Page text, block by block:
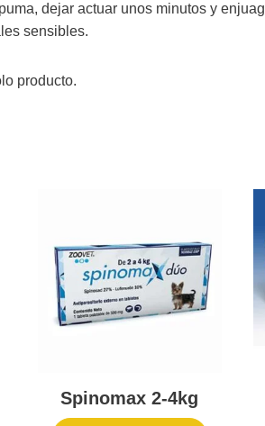
dejar actuar unos minutos y
sensibles.
producto.
Spinomax 2-4kg